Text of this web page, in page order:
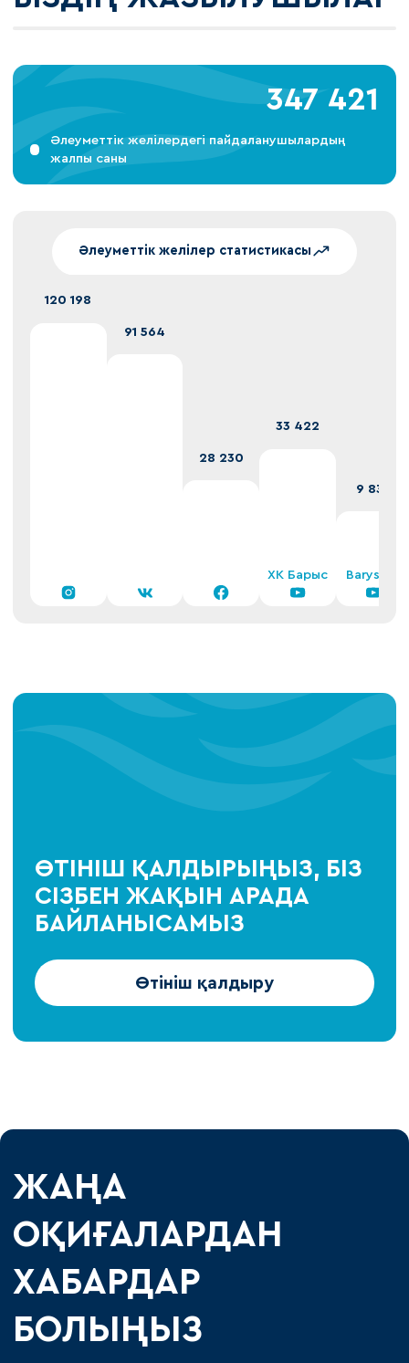
347 421
Әлеуметтік желілердегі пайдаланушылардың
жалпы саны
Әлеуметтік желілер статистикасы
120 198
91 564
28 230
33 422
ХК Барыс
9 832
Barys TV
ӨТІНІШ ҚАЛДЫРЫҢЫЗ, БІЗ
СІЗБЕН ЖАҚЫН АРАДА
БАЙЛАНЫСАМЫЗ
Өтініш қалдыру
ЖАҢА
ОҚИҒАЛАРДАН
ХАБАРДАР
БОЛЫҢЫЗ